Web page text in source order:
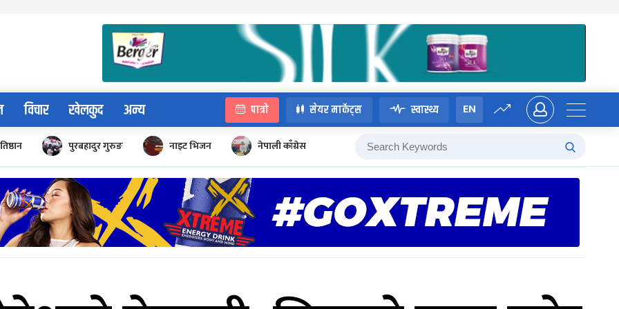
विचार खेलकुद अन्य पात्रो सेयर मार्केट्स स्वास्थ्य EN
पुरबहादुर गुरुङ नाइट भिजन नेपाली काँग्रेस